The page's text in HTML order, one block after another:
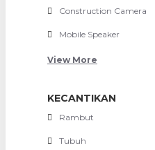
Construction Camera
Mobile Speaker
View More
KECANTIKAN
Rambut
Tubuh